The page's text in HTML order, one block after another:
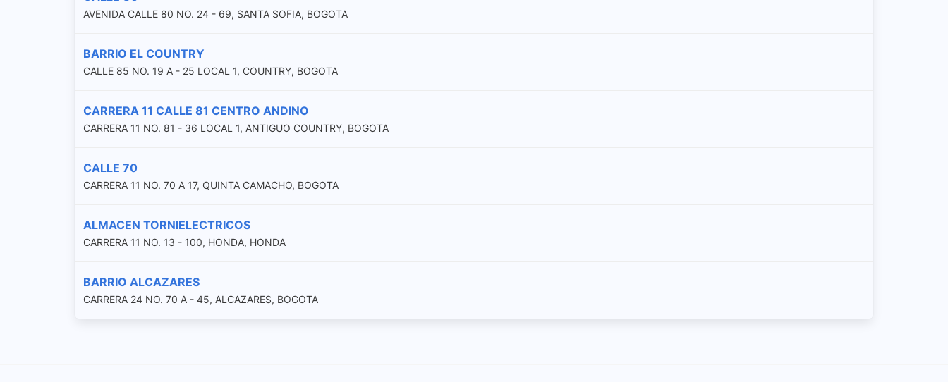
AVENIDA CALLE 80 NO. 24 - 69, SANTA SOFIA, BOGOTA
BARRIO EL COUNTRY
CALLE 85 NO. 19 A - 25 LOCAL 1, COUNTRY, BOGOTA
CARRERA 11 CALLE 81 CENTRO ANDINO
CARRERA 11 NO. 81 - 36 LOCAL 1, ANTIGUO COUNTRY, BOGOTA
CALLE 70
CARRERA 11 NO. 70 A 17, QUINTA CAMACHO, BOGOTA
ALMACEN TORNIELECTRICOS
CARRERA 11 NO. 13 - 100, HONDA, HONDA
BARRIO ALCAZARES
CARRERA 24 NO. 70 A - 45, ALCAZARES, BOGOTA